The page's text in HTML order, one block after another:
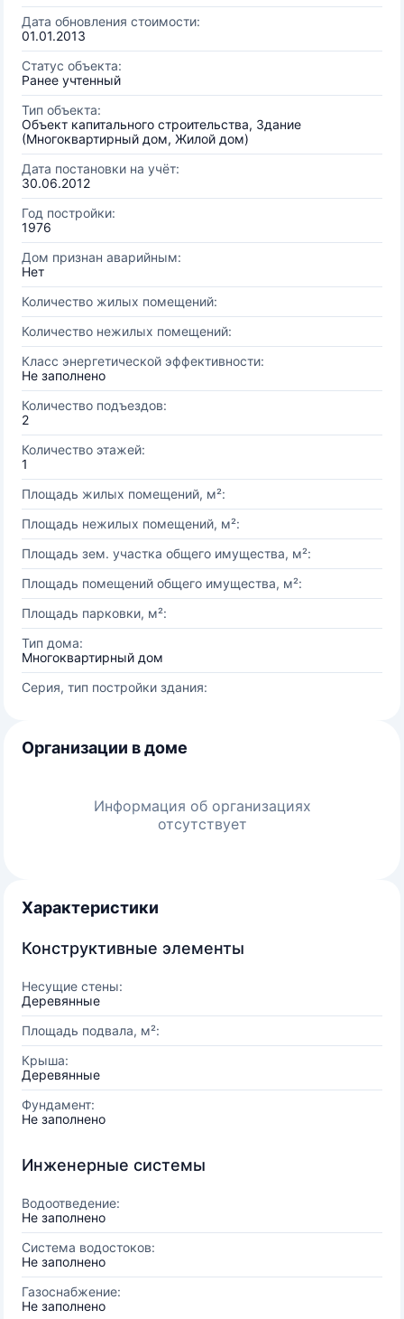
Дата обновления стоимости:
01.01.2013
Статус объекта:
Ранее учтенный
Тип объекта:
Объект капитального строительства, Здание
(Многоквартирный дом, Жилой дом)
Дата постановки на учёт:
30.06.2012
Год постройки:
1976
Дом признан аварийным:
Нет
Количество жилых помещений:
Количество нежилых помещений:
Класс энергетической эффективности:
Не заполнено
Количество подъездов:
2
Количество этажей:
1
Площадь жилых помещений, м²:
Площадь нежилых помещений, м²:
Площадь зем. участка общего имущества, м²:
Площадь помещений общего имущества, м²:
Площадь парковки, м²:
Тип дома:
Многоквартирный дом
Серия, тип постройки здания:
Организации в доме
Информация об организациях
отсутствует
Характеристики
Конструктивные элементы
Несущие стены:
Деревянные
Площадь подвала, м²:
Крыша:
Деревянные
Фундамент:
Не заполнено
Инженерные системы
Водоотведение:
Не заполнено
Система водостоков:
Не заполнено
Газоснабжение:
Не заполнено